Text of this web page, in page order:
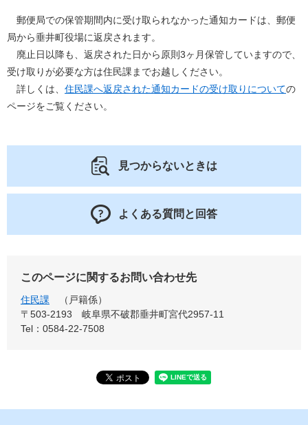
郵便局での保管期間内に受け取られなかった通知カードは、郵便
局から垂井町役場に返戻されます。
廃止日以降も、返戻された日から原則3ヶ月保管していますので、
受け取りが必要な方は住民課までお越しください。
詳しくは、 住民課へ返戻された通知カードの受け取りについての
ページをご覧ください。
見つからないときは
よくある質問と回答
このページに関するお問い合わせ先
住民課
戸籍係
〒503-2193
岐阜県不破郡垂井町宮代2957-11
Tel：0584-22-7508